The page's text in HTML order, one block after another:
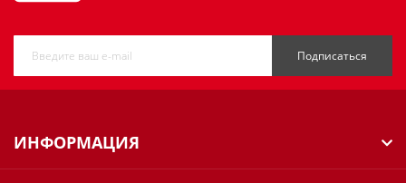
Подписаться
ИНФОРМАЦИЯ